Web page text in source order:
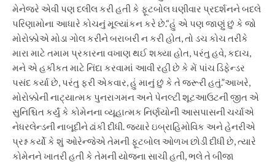
મેનેજરે એવી પણ દલીલ કરી હતી કે ફૂટબોલ ઘણીવાર પ્રદર્શનને બદલે
પરિણામોના આધારે કોચનું મૂલ્યાંકન કરે છે.“હું એ પણ જાણું છું કે જો
મોરોક્કોએ મોડા ગોલ કરીને બરાબરી ન કરી હોત, તો ડચ કોચ તરીકે
મારા માટે તમામ પ્રકારના વખાણ થઈ શક્યા હોત, પરંતુ હવે, કદાચ,
મને એ હકીકત માટે નિંદા કરવામાં આવી રહી છે કે મેં પાંચ ડિફેન્ડર
પસંદ કર્યા છે, પરંતુ ફરી એકવાર, હું માનું છું કે તે જરૂરી હતું.”આખરે,
મોરોક્કોની નાટ્યાત્મક પુનરાગમન અને પેનલ્ટી શૂટઆઉટની જીત એ
સુનિશ્ચિત કર્યું કે કોમેનના વ્યૂહાત્મક નિર્ણયોની આસપાસની ચર્ચાએ
નેધરલેન્ડની નાબૂદીને ઢાંકી દીધી. જ્યારે ઇબ્રાહિમોવિક અને હેનરીએ
પ્રશ્ન કર્યો કે શું ઓરેન્જેએ તેમની ફૂટબોલ ઓળખ છોડી દીધી છે, ત્યારે
કોમેનને ખાતરી હતી કે તેમની યોજના સાચી હતી, ભલે તે બીજા